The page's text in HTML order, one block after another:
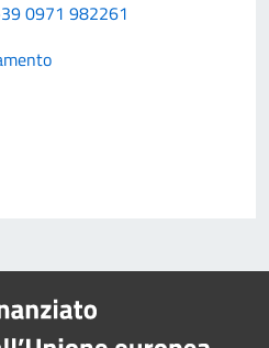
0971 982261